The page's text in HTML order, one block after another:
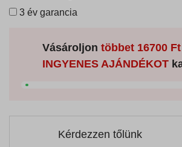
3 év garancia
Vásároljon többet16700 Ft
INGYENES AJÁNDÉKOT
Kérdezzen tőlünk